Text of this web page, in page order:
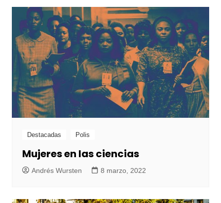
Destacadas Polis
Mujeres en las ciencias
Andrés Wursten 8 marzo, 2022